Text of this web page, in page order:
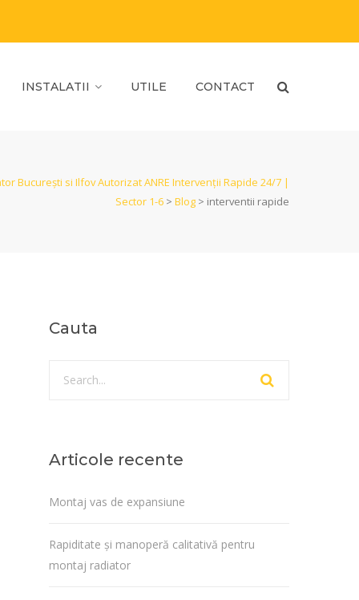
INSTALATII UTILE CONTACT
București si Ilfov Autorizat ANRE Intervenții Rapide 24/7 |
Sector 1-6 > Blog > interventii rapide
Cauta
Articole recente
Montaj vas de expansiune
Rapiditate și manoperă calitativă pentru
montaj radiator